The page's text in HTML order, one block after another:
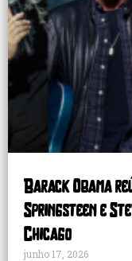
Barack Obama
Springsteen e
Chicago
junho 17, 2026